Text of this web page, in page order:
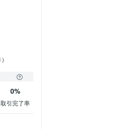
0%
取引完了率